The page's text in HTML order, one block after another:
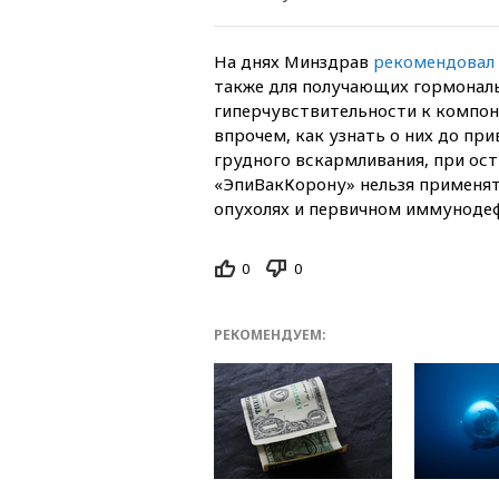
На днях Минздрав рекомендовал
также для получающих
гиперчувствительности к
впрочем, как узнать о них до
грудного вскармливания, при
«ЭпиВакКорону» нельзя
опухолях и первичном
0 0
РЕКОМЕНДУЕМ: